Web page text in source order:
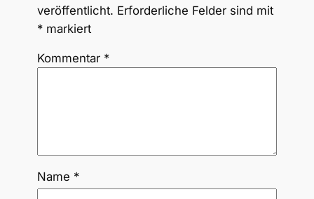
veröffentlicht. Erforderliche Felder sind mit
*markiert
Kommentar *
Name *